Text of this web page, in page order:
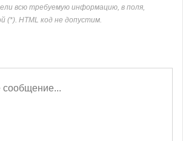
всю требуемую информацию, в поля,
(*). HTML код не допустим.